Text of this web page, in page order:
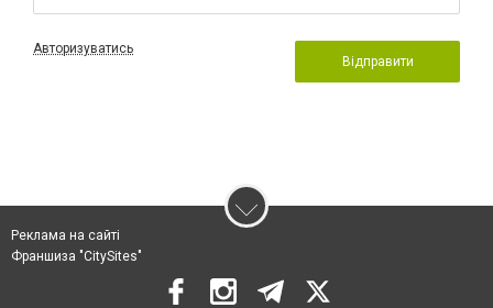
Авторизуватись
Відправити
Реклама на сайті
Франшиза "CitySites"